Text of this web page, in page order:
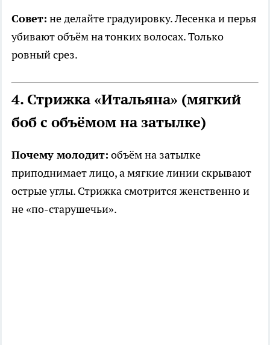
Совет: не делайте градуировку. Лесенка и перья
убивают объём на тонких волосах. Только
ровный срез.
4. Стрижка «Итальяна» (мягкий
боб с объёмом на затылке)
Почему молодит: объём на затылке
приподнимает лицо, а мягкие линии скрывают
острые углы. Стрижка смотрится женственно и
не «по-старушечьи».